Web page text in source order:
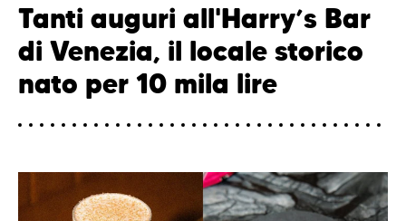
Tanti auguri all'Harry’s Bar
di Venezia, il locale storico
nato per 10 mila lire